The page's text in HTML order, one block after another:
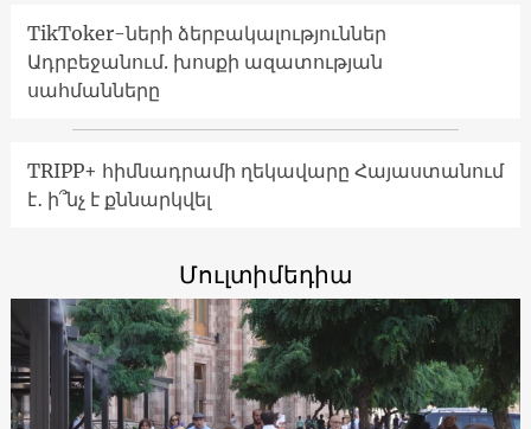
TikToker-ների ձերբակալություններ
Ադրբեջանում. խոսքի ազատության
սահմանները
TRIPP+ հիմնադրամի ղեկավարը Հայաստանում
է․ ի՞նչ է քննարկվել
Մուլտիմեդիա